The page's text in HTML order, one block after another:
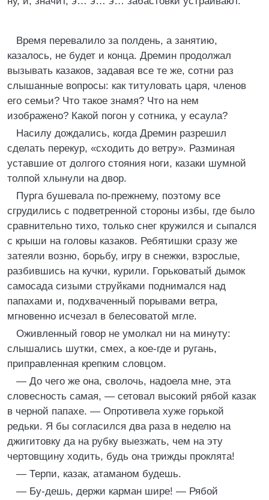
Время перевалило за полдень, а занятию,
казалось, не будет и конца. Дремин продолжал
вызывать казаков, задавая все те же, сотни раз
слышанные вопросы: как титуловать царя, членов
его семьи? Что такое знамя? Что на нем
изображено? Какой погон у сотника, у есаула?
Насилу дождались, когда Дремин разрешил
сделать перекур, «сходить до ветру». Разминая
уставшие от долгого стояния ноги, казаки шумной
толпой хлынули на двор.
Пурга бушевала по-прежнему, поэтому все
сгрудились с подветренной стороны избы, где было
сравнительно тихо, только снег кружился и сыпался
с крыши на головы казаков. Ребятишки сразу же
затеяли возню, борьбу, игру в снежки, взрослые,
разбившись на кучки, курили. Горьковатый дымок
самосада сизыми струйками поднимался над
папахами и, подхваченный порывами ветра,
мгновенно исчезал в белесоватой мгле.
Оживленный говор не умолкал ни на минуту:
слышались шутки, смех, а кое-где и ругань,
приправленная крепким словцом.
— До чего же она, сволочь, надоела мне, эта
словесность самая, — сетовал высокий рябой казак
в черной папахе. — Опротивела хуже горькой
редьки. Я бы согласился два раза в неделю на
джигитовку да на рубку выезжать, чем на эту
чертовщину ходить, будь она трижды проклята!
— Терпи, казак, атаманом будешь.
— Бу-дешь, держи карман шире! — Рябой